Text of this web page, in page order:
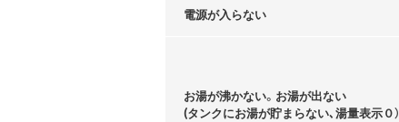
電源が入らない
お湯が沸かない。お湯が出ない
(タンクにお湯が貯まらない､湯量表示０）